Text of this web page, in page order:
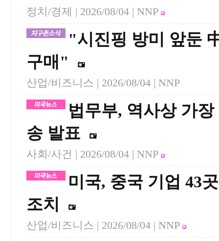
정치/경제 | 2026/08/04 | NNP
"시진핑 방미 앞둔
구매"
산업/비즈니스 | 2026/08/04 | NNP
법무부, 역사상 가
송 발표
사회/사건 | 2026/08/04 | NNP
미국, 중국 기업 43
조치
산업/비즈니스 | 2026/08/04 | NNP